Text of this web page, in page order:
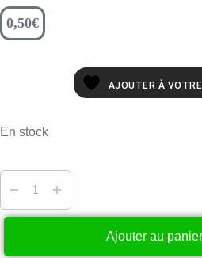
0,50€
AJOUTER À
En stock
Ajouter au panier